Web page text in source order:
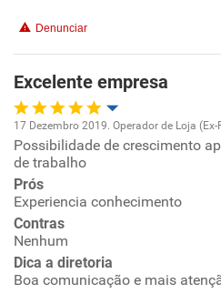
Recomenda esta empresa
Recomenda a diretoria
Denunciar
Excelente empresa
Oportunidade de promoção
Ambiente de trabalho
Conciliação com a vida familiar
Benefícios
17 Dezembro 2019. Operador de Loja
Possibilidade de crescimento
de trabalho
Prós
Experiencia conhecimento
Contras
Nenhum
Dica a diretoria
Boa comunicação e mais